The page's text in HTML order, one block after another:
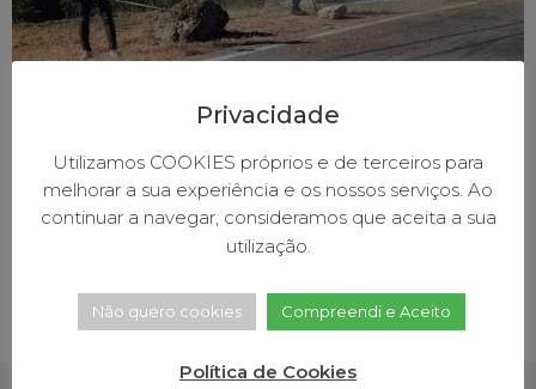
Desde o início do ano foram limpos em Baião, por
várias entidades, mais de 200 hectares de mato nas
serras, nas florestas e em faixas de vegetação junto a
estradas. Estes indicadores foram divulgados durante
Floresta, realizada a 4 de junho, e na qual foi
aprovado […]
Privacidade
Utilizamos COOKIES próprios e de terceiros para
melhorar a sua experiência e os nossos serviços. Ao
continuar a navegar, consideramos que aceita a sua
utilização.
Não quero cookies Compreendi e Aceito
Política de Cookies